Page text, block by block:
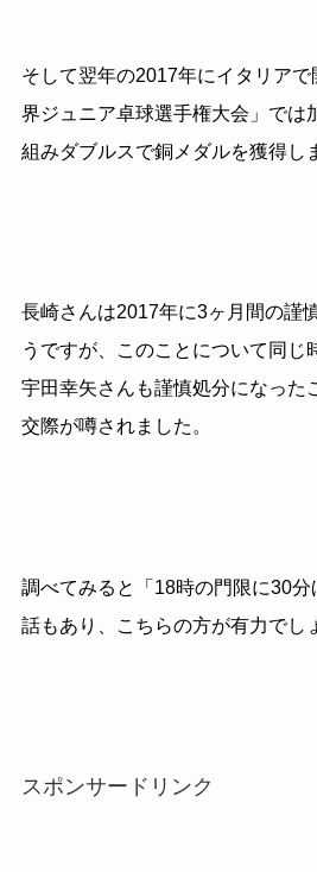
そして翌年の2017年にイタリア
界ジュニア卓球選手権大会」では
組みダブルスで銅メダルを獲得し
長崎さんは2017年に3ヶ月間の謹
うですが、このことについて同じ
宇田幸矢さんも謹慎処分になった
交際が噂されました。
調べてみると「18時の門限に30分
話もあり、こちらの方が有力でし
スポンサードリンク